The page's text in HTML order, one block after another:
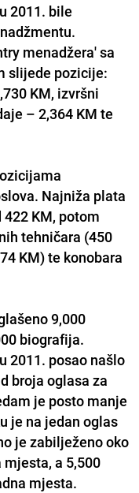
2011. bile
menadžera' sa
slijede pozicije:
KM, izvršni
– 2,364 KM te
Najniža plata
KM, potom
tehničara (450
KM) te konobara
9,000
biografija.
2011. posao našlo
broja oglasa za
je posto manje
je na jedan oglas
je zabilježeno oko
a 5,500
mjesta.